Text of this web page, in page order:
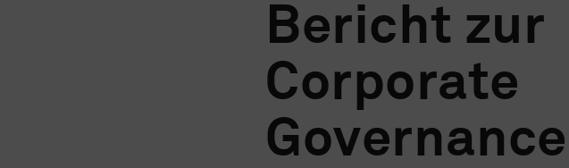
Bericht zur
Corporate
Governance